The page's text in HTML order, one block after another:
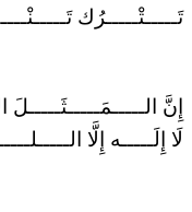
تَـــــتْـــــرُك
إِنَّ الـــــمَـــــثَـــــلَ
لَا إِلَـــــه إِلَّا